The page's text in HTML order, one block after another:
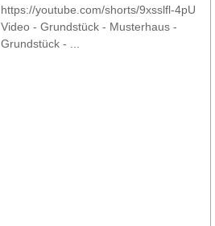
https://youtube.com/shorts/9xsslfl-4pU
Video - Grundstück - Musterhaus -
Grundstück - ...